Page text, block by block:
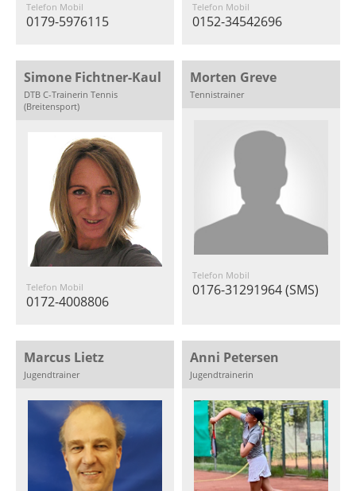
Telefon Mobil
0179-5976115
Telefon Mobil
0152-34542696
Simone Fichtner-Kaul
DTB C-Trainerin Tennis
(Breitensport)
Telefon Mobil
0172-4008806
Morten Greve
Tennistrainer
Telefon Mobil
0176-31291964 (SMS)
Marcus Lietz
Jugendtrainer
Anni Petersen
Jugendtrainerin